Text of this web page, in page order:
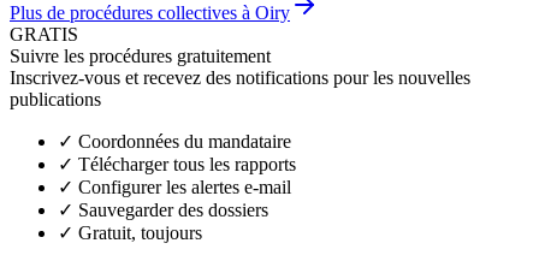
Plus de procédures collectives à Oiry
GRATIS
Suivre les procédures gratuitement
Inscrivez-vous et recevez des notifications pour les nouvelles
publications
✓ Coordonnées du mandataire
✓ Télécharger tous les rapports
✓ Configurer les alertes e-mail
✓ Sauvegarder des dossiers
✓ Gratuit, toujours